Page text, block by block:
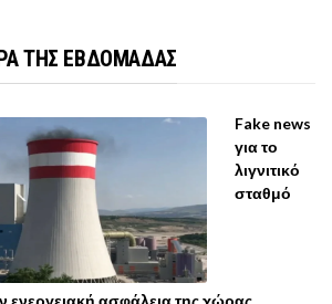
ΤΗΣ ΕΒΔΟΜΑΔΑΣ
Fake news
για το
λιγνιτικό
σταθμό
ενεργειακή ασφάλεια της χώρας